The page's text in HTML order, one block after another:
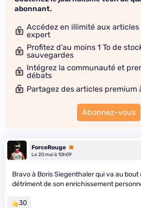
abonnant.
Accédez en illimité aux articles
expert
Profitez d'au moins 1 To de
sauvegardes
Intégrez la communauté et
débats
Partagez des articles premium
Abonnez-vous
ForceRouge Premium
Le 20 mai à 10h09
Bravo à Boris Siegenthaler qui va au bout
détriment de son enrichissement
30